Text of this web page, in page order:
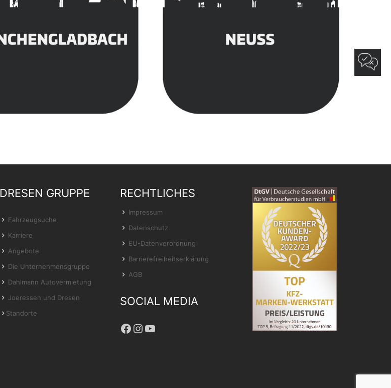
DRESEN GRUPPE
Fahrzeugsuche
Karriere
Angebote
Die Unternehmensgruppe
Dahlmann Autovermietung
Joeressen und Dresen
Standorte
RECHTLICHES
Impressum
Datenschutz
EU-Datenverordnung
Barrierefreiheitserklärung
AGB
SOCIAL MEDIA
Facebook
Instagram
YouTube